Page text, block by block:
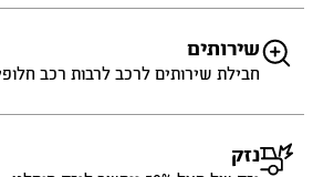
שירותים
חבילת שירותים לרכב לרבות רכב חלופי,
נזק